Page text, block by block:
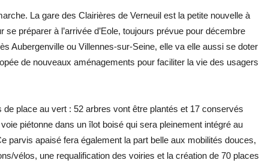
La gare des Clairières de Verneuil est la petite nouvelle à
se préparer à l’arrivée d’Eole, toujours prévue pour décembre
Aubergenville ou Villennes-sur-Seine, elle va elle aussi se doter
de nouveaux aménagements pour faciliter la vie des usagers
place au vert : 52 arbres vont être plantés et 17 conservés
piétonne dans un îlot boisé qui sera pleinement intégré au
parvis apaisé fera également la part belle aux mobilités douces,
vélos, une requalification des voiries et la création de 70 places